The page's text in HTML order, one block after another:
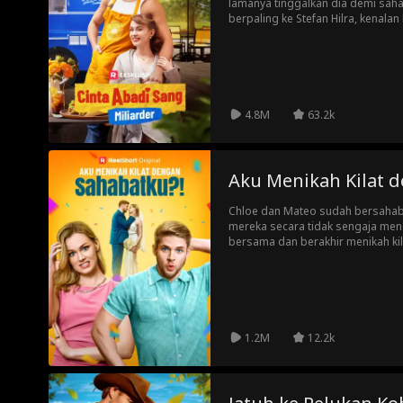
lamanya tinggalkan dia demi
berpaling ke Stefan Hilra,
4.8M 63.2k
Aku Menikah Kilat
Chloe dan Mateo sudah
mereka secara tidak sengaja
bersama dan berakhir menikah
1.2M 12.2k